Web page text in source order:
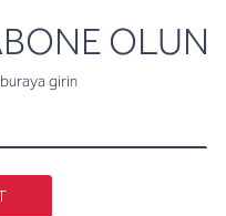
OLUN
girin